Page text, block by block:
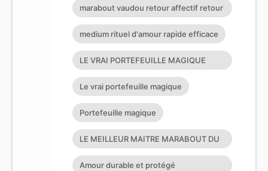
marabout vaudou retour affectif retour
affectif sérieux retour d
medium rituel d'amour rapide efficace
LE VRAI PORTEFEUILLE MAGIQUE
EXISTE T’IL?
Le vrai portefeuille magique
Portefeuille magique
LE MEILLEUR MAITRE MARABOUT DU
MONDE LE PLUS GRAND ET PUISSANT
Amour durable et protégé